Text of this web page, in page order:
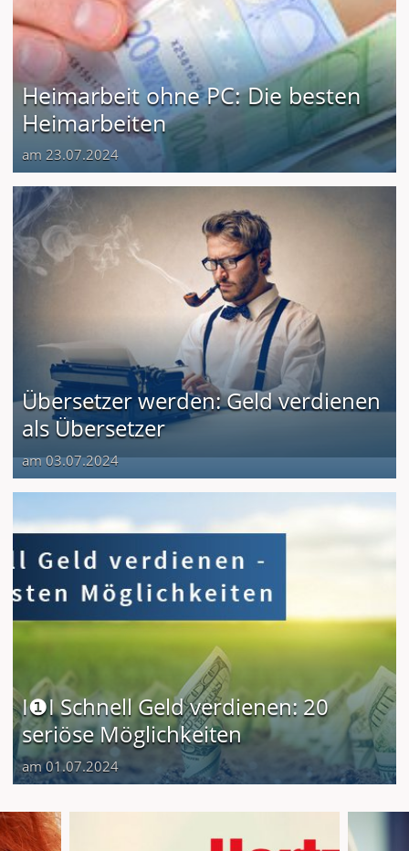
Heimarbeit ohne PC: Die besten
Heimarbeiten
am 23.07.2024
Übersetzer werden: Geld verdienen
als Übersetzer
am 03.07.2024
I❶I Schnell Geld verdienen: 20
seriöse Möglichkeiten
am 01.07.2024